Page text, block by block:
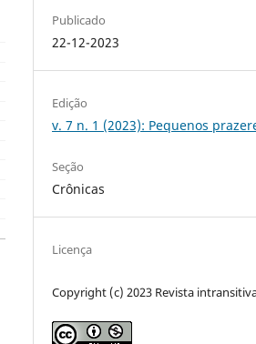
Publicado
22-12-2023
Edição
v. 7 n. 1 (2023): Pequenos
Seção
Crônicas
Licença
Copyright (c) 2023 Revista